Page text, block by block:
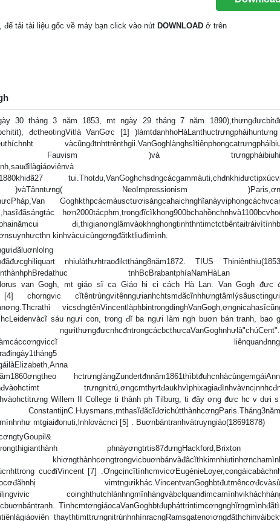
, để tải tài liệu gốc về máy bạn click vào nút DOWNLOAD ở trên
30 tháng 3 năm 1853, mt ngày 29 tháng 7 năm
đctheotingVitlà VanGơc [1]
Fauvism )và
NeoImpressionism
kinhvàcuicùngơngđãtktliuđimình.
nhiuláthưhtraođikttháng8năm1872. TIUS
van Gogh, mt giáo sĩ ca Giáo hi ci cách Hà Lan. Van Gogh đưc
[4] chorngvic
sáu ngưi con, trong đĩ ba ngưi làm ngh buơn bán tranh, bao
Willem II College ti thành ph Tilburg, ti đây ơng đưc hc v dưi
mtgiaiđonuti,lnhlovàcnci [5] . Buơnbántranhvàtruyngiáo(18691878)
cucđiVincent [7]